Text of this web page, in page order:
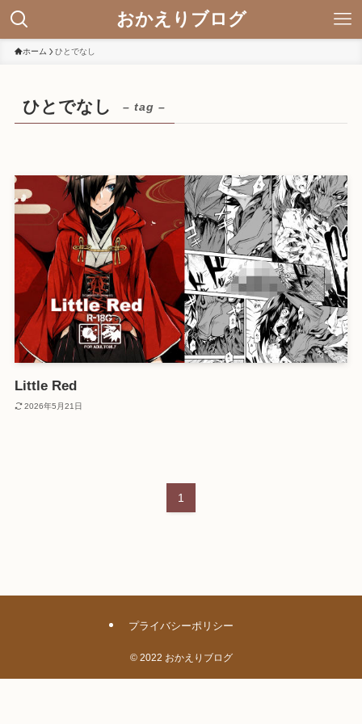
おかえりブログ
ホーム ひとでなし
ひとでなし – tag –
Little Red
2026年5月21日
1
プライバシーポリシー
©2022 おかえりブログ